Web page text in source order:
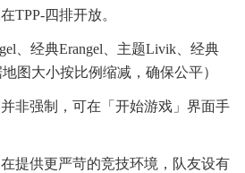
TPP-四排开放。
、经典Erangel、主题Livik、经典
图大小按比例缩减，确保公平）
非强制，可在「开始游戏」界面手
提供更严苛的竞技环境，队友设有